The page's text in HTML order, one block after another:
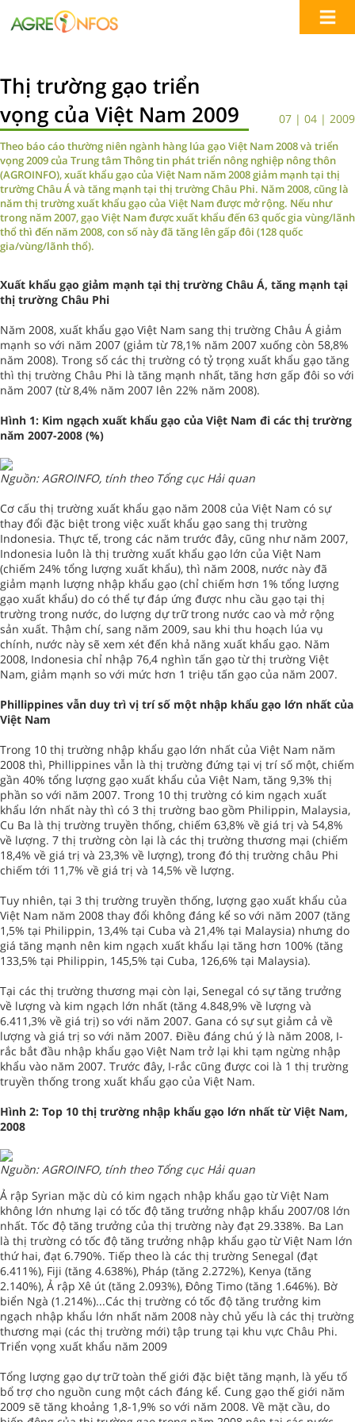
Thị trường gạo triển
vọng của Việt Nam 2009
07 | 04 | 2009
Theo báo cáo thường niên ngành hàng lúa gạo Việt Nam 2008 và triển
vọng 2009 của Trung tâm Thông tin phát triển nông nghiệp nông thôn
(AGROINFO), xuất khẩu gạo của Việt Nam năm 2008 giảm mạnh tại thị
trường Châu Á và tăng mạnh tại thị trường Châu Phi. Năm 2008, cũng là
năm thị trường xuất khẩu gạo của Việt Nam được mở rộng. Nếu như
trong năm 2007, gạo Việt Nam được xuất khẩu đến 63 quốc gia vùng/lãnh
thổ thì đến năm 2008, con số này đã tăng lên gấp đôi (128 quốc
gia/vùng/lãnh thổ).
Xuất khẩu gạo giảm mạnh tại thị trường Châu Á, tăng mạnh tại
thị trường Châu Phi
Năm 2008, xuất khẩu gạo Việt Nam sang thị trường Châu Á giảm
mạnh so với năm 2007 (giảm từ 78,1% năm 2007 xuống còn 58,8%
năm 2008). Trong số các thị trường có tỷ trọng xuất khẩu gạo tăng
thì thị trường Châu Phi là tăng mạnh nhất, tăng hơn gấp đôi so với
năm 2007 (từ 8,4% năm 2007 lên 22% năm 2008).
Hình 1: Kim ngạch xuất khẩu gạo của Việt Nam đi các thị trường
năm 2007-2008 (%)
Nguồn: AGROINFO, tính theo Tổng cục Hải quan
Cơ cấu thị trường xuất khẩu gạo năm 2008 của Việt Nam có sự
thay đổi đặc biệt trong việc xuất khẩu gạo sang thị trường
Indonesia. Thực tế, trong các năm trước đây, cũng như năm 2007,
Indonesia luôn là thị trường xuất khẩu gạo lớn của Việt Nam
(chiếm 24% tổng lượng xuất khẩu), thì năm 2008, nước này đã
giảm mạnh lượng nhập khẩu gạo (chỉ chiếm hơn 1% tổng lượng
gạo xuất khẩu) do có thể tự đáp ứng được nhu cầu gạo tại thị
trường trong nước, do lượng dự trữ trong nước cao và mở rộng
sản xuất. Thậm chí, sang năm 2009, sau khi thu hoạch lúa vụ
chính, nước này sẽ xem xét đến khả năng xuất khẩu gạo. Năm
2008, Indonesia chỉ nhập 76,4 nghìn tấn gạo từ thị trường Việt
Nam, giảm mạnh so với mức hơn 1 triệu tấn gạo của năm 2007.
Phillippines vẫn duy trì vị trí số một nhập khẩu gạo lớn nhất của
Việt Nam
Trong 10 thị trường nhập khẩu gạo lớn nhất của Việt Nam năm
2008 thì, Phillippines vẫn là thị trường đứng tại vị trí số một, chiếm
gần 40% tổng lượng gạo xuất khẩu của Việt Nam, tăng 9,3% thị
phần so với năm 2007. Trong 10 thị trường có kim ngạch xuất
khẩu lớn nhất này thì có 3 thị trường bao gồm Philippin, Malaysia,
Cu Ba là thị trường truyền thống, chiếm 63,8% về giá trị và 54,8%
về lượng. 7 thị trường còn lại là các thị trường thương mại (chiếm
18,4% về giá trị và 23,3% về lượng), trong đó thị trường châu Phi
chiếm tới 11,7% về giá trị và 14,5% về lượng.
Tuy nhiên, tại 3 thị trường truyền thống, lượng gạo xuất khẩu của
Việt Nam năm 2008 thay đổi không đáng kể so với năm 2007 (tăng
1,5% tại Philippin, 13,4% tại Cuba và 21,4% tại Malaysia) nhưng do
giá tăng mạnh nên kim ngạch xuất khẩu lại tăng hơn 100% (tăng
133,5% tại Philippin, 145,5% tại Cuba, 126,6% tại Malaysia).
Tại các thị trường thương mại còn lại, Senegal có sự tăng trưởng
về lượng và kim ngạch lớn nhất (tăng 4.848,9% về lượng và
6.411,3% về giá trị) so với năm 2007. Gana có sự sụt giảm cả về
lượng và giá trị so với năm 2007. Điều đáng chú ý là năm 2008, I-
rắc bắt đầu nhập khẩu gạo Việt Nam trở lại khi tạm ngừng nhập
khẩu vào năm 2007. Trước đây, I-rắc cũng được coi là 1 thị trường
truyền thống trong xuất khẩu gạo của Việt Nam.
Hình 2: Top 10 thị trường nhập khẩu gạo lớn nhất từ Việt Nam,
2008
Nguồn: AGROINFO, tính theo Tổng cục Hải quan
Ả rập Syrian mặc dù có kim ngạch nhập khẩu gạo từ Việt Nam
không lớn nhưng lại có tốc độ tăng trưởng nhập khẩu 2007/08 lớn
nhất. Tốc độ tăng trưởng của thị trường này đạt 29.338%. Ba Lan
là thị trường có tốc độ tăng trưởng nhập khẩu gạo từ Việt Nam lớn
thứ hai, đạt 6.790%. Tiếp theo là các thị trường Senegal (đạt
6.411%), Fiji (tăng 4.638%), Pháp (tăng 2.272%), Kenya (tăng
2.140%), Ả rập Xê út (tăng 2.093%), Đông Timo (tăng 1.646%). Bờ
biển Ngà (1.214%)...Các thị trường có tốc độ tăng trưởng kim
ngạch nhập khẩu lớn nhất năm 2008 này chủ yếu là các thị trường
thương mại (các thị trường mới) tập trung tại khu vực Châu Phi.
Triển vọng xuất khẩu năm 2009
Tổng lượng gạo dự trữ toàn thế giới đặc biệt tăng mạnh, là yếu tố
bổ trợ cho nguồn cung một cách đáng kể. Cung gạo thế giới năm
2009 sẽ tăng khoảng 1,8-1,9% so với năm 2008. Về mặt cầu, do